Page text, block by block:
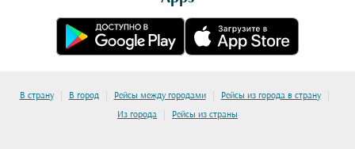
В страну | В город | Рейсы между городами | Рейсы из города в страну |
Из города | Рейсы из страны